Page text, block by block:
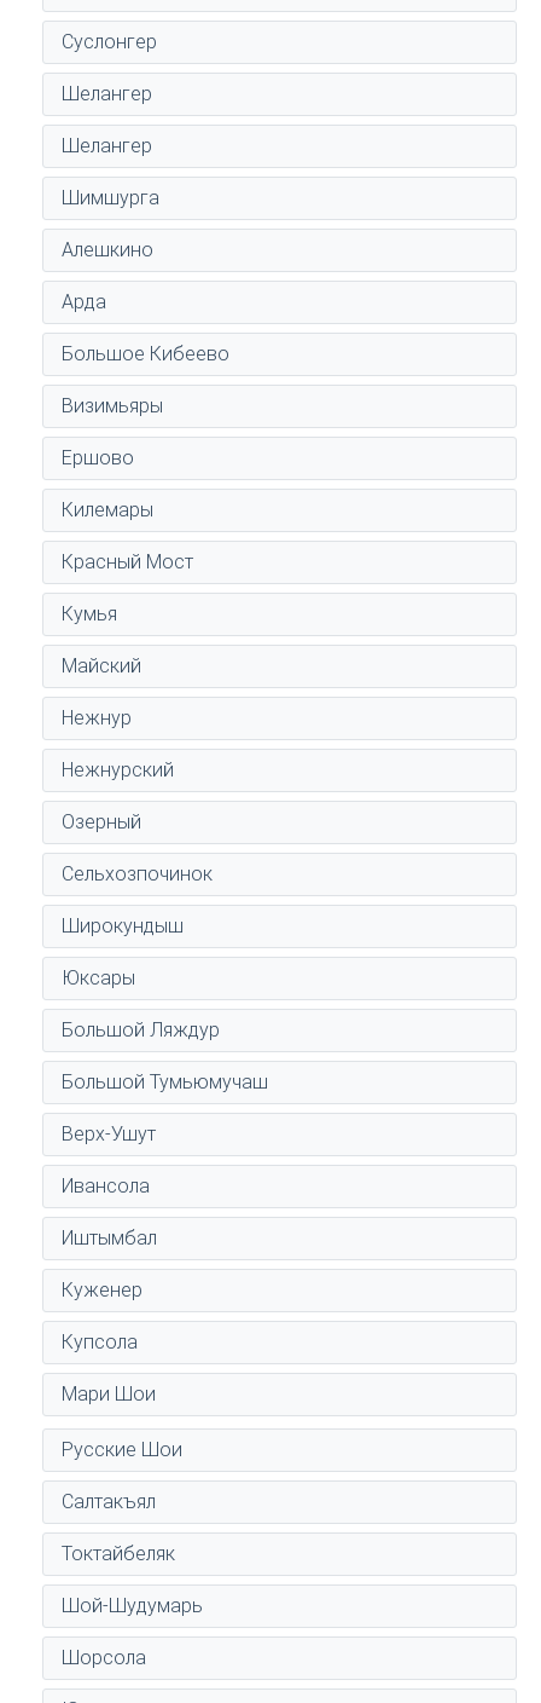
Суслонгер
Шелангер
Шелангер
Шимшурга
Алешкино
Арда
Большое Кибеево
Визимьяры
Ершово
Килемары
Красный Мост
Кумья
Майский
Нежнур
Нежнурский
Озерный
Сельхозпочинок
Широкундыш
Юксары
Большой Ляждур
Большой Тумьюмучаш
Верх-Ушут
Ивансола
Иштымбал
Куженер
Купсола
Мари Шои
Русские Шои
Салтакъял
Токтайбеляк
Шой-Шудумарь
Шорсола